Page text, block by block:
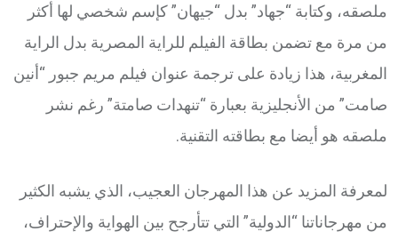
ملصقه، وكتابة “جهاد” بدل “جيهان” كإسم شخصي لها أكثر
من مرة مع تضمن بطاقة الفيلم للراية المصرية بدل الراية
المغربية، هذا زيادة على ترجمة عنوان فيلم مريم جبور “أنين
صامت” من الأنجليزية بعبارة “تنهدات صامتة” رغم نشر
ملصقه هو أيضا مع بطاقته التقنية.
لمعرفة المزيد عن هذا المهرجان العجيب، الذي يشبه الكثير
من مهرجاناتنا “الدولية” التي تتأرجح بين الهواية والإحتراف،